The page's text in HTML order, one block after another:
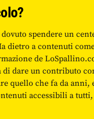
spendere un
dietro a contenuti
de
dare un contributo
quello che fa da
accessibili a